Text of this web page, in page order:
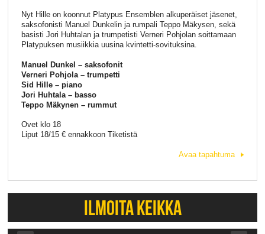
Nyt Hille on koonnut Platypus Ensemblen alkuperäiset jäsenet,
saksofonisti Manuel Dunkelin ja rumpali Teppo Mäkysen, sekä
basisti Jori Huhtalan ja trumpetisti Verneri Pohjolan soittamaan
Platypuksen musiikkia uusina kvintetti-sovituksina.
Manuel Dunkel – saksofonit
Verneri Pohjola – trumpetti
Sid Hille – piano
Jori Huhtala – basso
Teppo Mäkynen – rummut
Ovet klo 18
Liput 18/15 € ennakkoon Tiketistä
Avaa tapahtuma
ILMOITA KEIKKA